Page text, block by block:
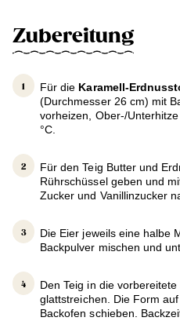
Zubereitung
Für die Karamell-
(Durchmesser 26 cm) mit
vorheizen, Ober-/
°C.
Für den Teig Butter und
Rührschüssel geben und
Zucker und Vanillinzucker
Die Eier jeweils eine halbe
Backpulver mischen und
Den Teig in die
glattstreichen. Die Form
Backofen schieben.